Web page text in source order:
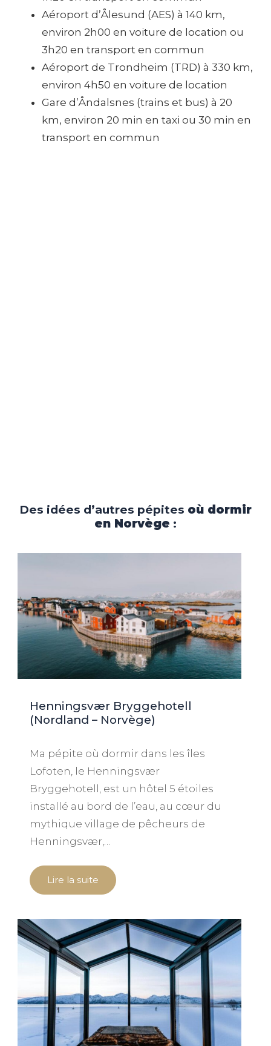
Aéroport d’Ålesund (AES) à 140 km,
environ 2h00 en voiture de location ou
3h20 en transport en commun
Aéroport de Trondheim (TRD) à 330 km,
environ 4h50 en voiture de location
Gare d’Åndalsnes (trains et bus) à 20
km, environ 20 min en taxi ou 30 min en
transport en commun
Des idées d’autres pépites où dormir
en Norvège :
Henningsvær Bryggehotell
(Nordland – Norvège)
Ma pépite où dormir dans les îles
Lofoten, le Henningsvær
Bryggehotell, est un hôtel 5 étoiles
installé au bord de l’eau, au cœur du
mythique village de pêcheurs de
Henningsvær,…
Lire la suite